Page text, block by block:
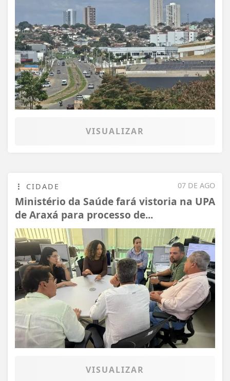
VISUALIZAR
07 DE AGO
CIDADE
Ministério da Saúde fará vistoria na UPA
de Araxá para processo de...
VISUALIZAR